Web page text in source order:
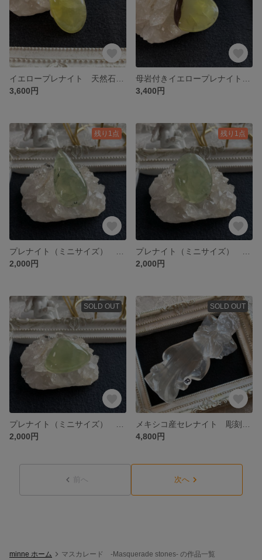
3,600円
3,400円
残り1点
2,000円
残り1点
2,000円
SOLD OUT
2,000円
SOLD OUT
4,800円
前へ 次へ
minne ホーム マスカレード -Masquerade stones- の作品一覧